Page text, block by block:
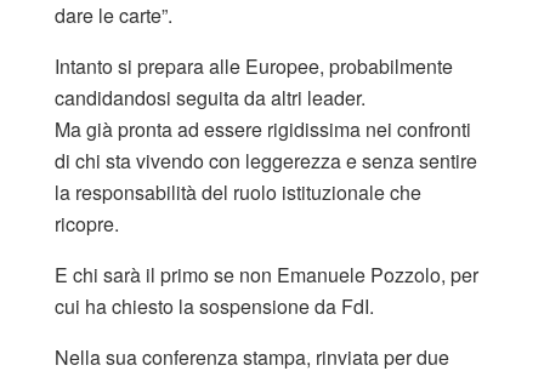
dare le carte”.
Intanto si prepara alle Europee, probabilmente
candidandosi seguita da altri leader.
Ma già pronta ad essere rigidissima nei confronti
di chi sta vivendo con leggerezza e senza sentire
la responsabilità del ruolo istituzionale che
ricopre.
E chi sarà il primo se non Emanuele Pozzolo, per
cui ha chiesto la sospensione da FdI.
Nella sua conferenza stampa, rinviata per due